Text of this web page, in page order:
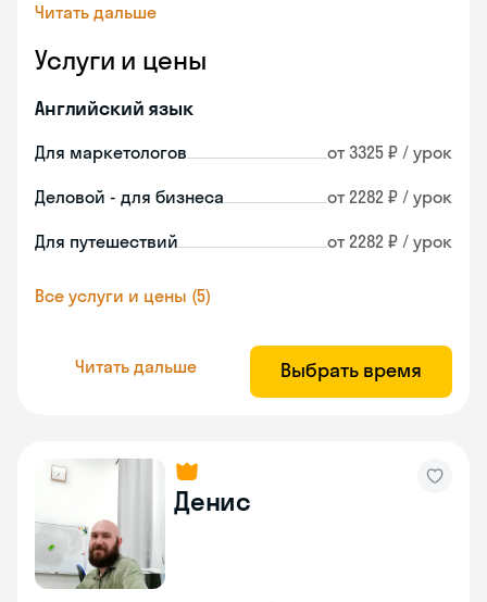
Читать дальше
Услуги и цены
Английский язык
Для маркетологов от 3325 ₽ / урок
Деловой - для бизнеса от 2282 ₽ / урок
Для путешествий от 2282 ₽ / урок
Все услуги и цены (5)
Читать дальше Выбрать время
Денис